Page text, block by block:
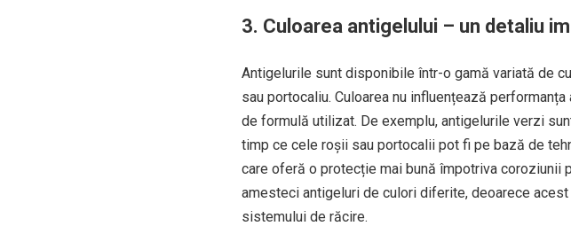
3. Culoarea antigelului – un detaliu
Antigelurile sunt disponibile într-o gamă variată de
sau portocaliu. Culoarea nu influențează
de formulă utilizat. De exemplu, antigelurile verzi
timp ce cele roșii sau portocalii pot fi pe bază de
care oferă o protecție mai bună împotriva coroziunii
amesteci antigeluri de culori diferite, deoarece
sistemului de răcire.